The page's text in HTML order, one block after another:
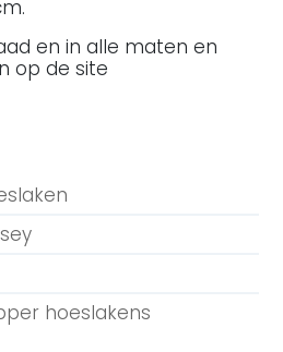
en in alle maten en
op de site
hoeslakens